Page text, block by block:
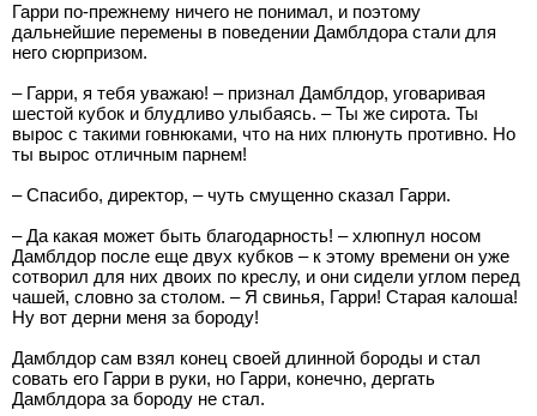
Гарри по-прежнему ничего не понимал, и поэтому
дальнейшие перемены в поведении Дамблдора стали для
него сюрпризом.
– Гарри, я тебя уважаю! – признал Дамблдор, уговаривая
шестой кубок и блудливо улыбаясь. – Ты же сирота. Ты
вырос с такими говнюками, что на них плюнуть противно. Но
ты вырос отличным парнем!
– Спасибо, директор, – чуть смущенно сказал Гарри.
– Да какая может быть благодарность! – хлюпнул носом
Дамблдор после еще двух кубков – к этому времени он уже
сотворил для них двоих по креслу, и они сидели углом перед
чашей, словно за столом. – Я свинья, Гарри! Старая калоша!
Ну вот дерни меня за бороду!
Дамблдор сам взял конец своей длинной бороды и стал
совать его Гарри в руки, но Гарри, конечно, дергать
Дамблдора за бороду не стал.